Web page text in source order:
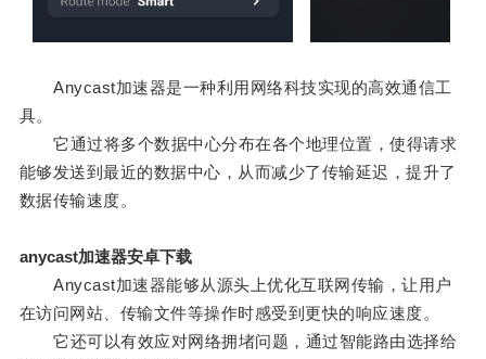
Anycast加速器是一种利用网络科技实现的高效通信工
具。
它通过将多个数据中心分布在各个地理位置，使得请求
能够发送到最近的数据中心，从而减少了传输延迟，提升了
数据传输速度。
anycast加速器安卓下载
Anycast加速器能够从源头上优化互联网传输，让用户
在访问网站、传输文件等操作时感受到更快的响应速度。
它还可以有效应对网络拥堵问题，通过智能路由选择给